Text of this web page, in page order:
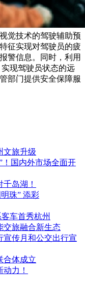
觉技术的驾驶辅助预
征实现对驾驶员的疲
警信息。同时，利用
现驾驶员状态的远
部门提供安全保障服
文旅升级
！国内外市场全面开
岛湖！
珠” 添彩
车首秀杭州
交旅融合新生态
宣传月和公交出行宣
合体成立
力！